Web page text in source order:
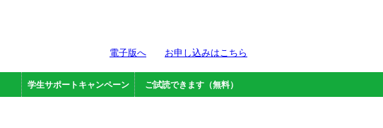
学生サポートキャンペーン ご試読できます（無料）
電子版へ お申し込みはこちら